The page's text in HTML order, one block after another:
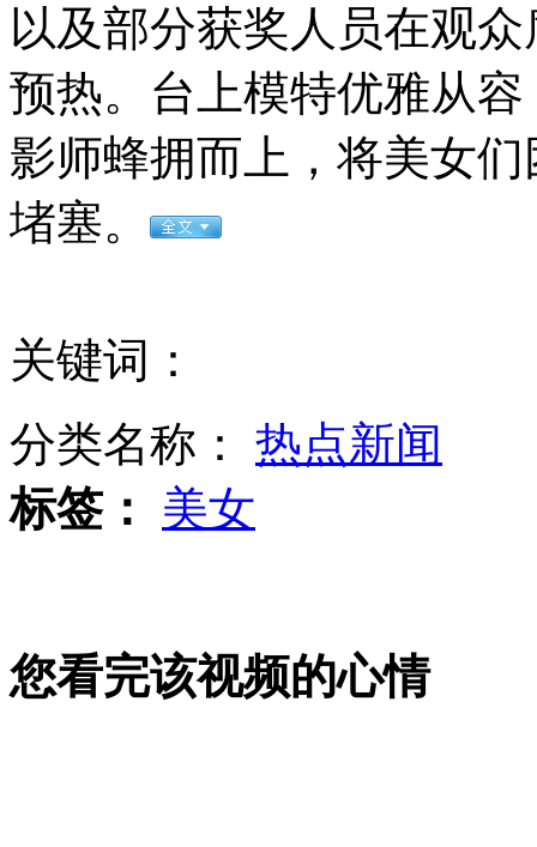
实拍华山景区环卫工千米悬崖上清理塑料袋
出租车司机拒绝检查 车顶协警逃窜
女孩北京地铁殴打老人 痛下狠手拳打脚踢
无痛分娩是否安全 医生回应
以及部分获奖人员在观
预热。台上模特优雅从
影师蜂拥而上，将美女
堵塞。
关键词：
分类名称： 热点新闻
标签：
美女
您看完该视频的心情